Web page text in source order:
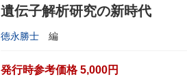
遺伝子解析研究の新時代
徳永勝士 編
発行時参考価格 5,000円